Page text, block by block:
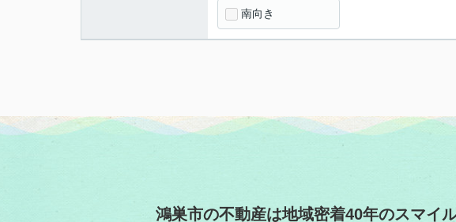
南向き
鴻巣市の不動産は地域密着40年のスマイ